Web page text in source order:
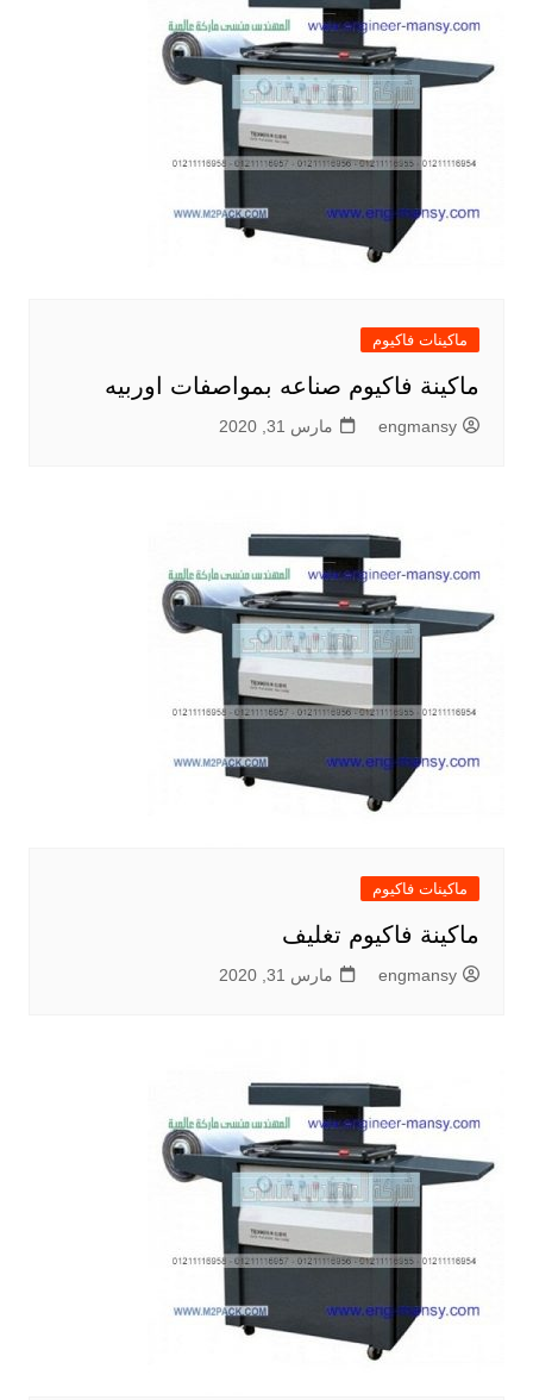
ماكينات فاكيوم
ماكينة فاكيوم صناعه بمواصفات اوربيه
engmansy مارس 31, 2020
ماكينات فاكيوم
ماكينة فاكيوم تغليف
engmansy مارس 31, 2020